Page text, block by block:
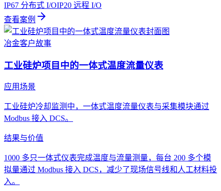
IP67 分布式 I/OIP20 远程 I/O
查看案例
冶金客户故事
工业硅炉项目中的一体式温度流量仪表
应用场景
工业硅炉冷却监测中，一体式温度流量仪表与采集模块通过
Modbus 接入 DCS。
结果与价值
1000 多只一体式仪表完成温度与流量测量，每台 200 多个模
拟量通过 Modbus 接入 DCS，减少了现场信号线和人工材料投
入。